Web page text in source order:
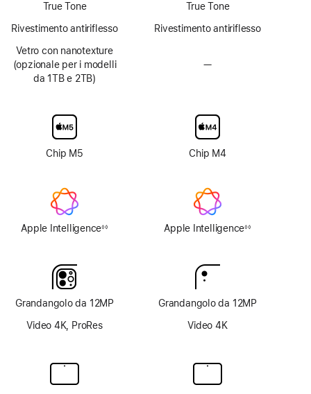
True Tone
Rivestimento antiriflesso
Vetro con nanotexture
(opzionale per i modelli
da 1TB e 2TB)
Chip M5
Apple Intelligence◊◊
Grandangolo da 12MP
Video 4K, ProRes
True Tone
Rivestimento antiriflesso
—Vetro
disponibile
Chip M4
Apple Intelligence◊◊
Grandangolo da 12MP
Video 4K